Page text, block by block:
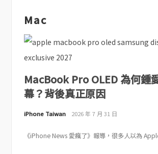
Mac
MacBook Pro OLED 為何鍾
幕？背後真正原因
iPhone Taiwan 2026 年 7 月 31 日
《iPhone News 愛瘋了》報導，很多人以為